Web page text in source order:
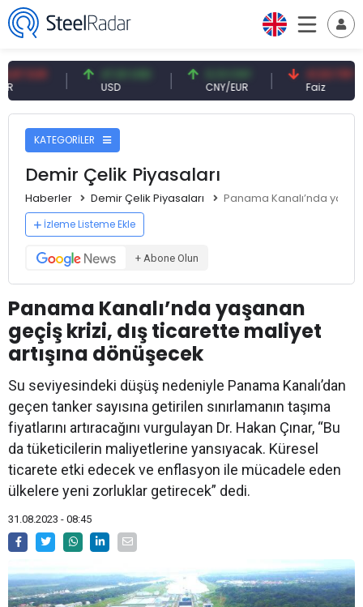
47,61 USD
USD
0,13 CNY
CNY/EUR
41,53 TRY
Faiz
KATEGORİLER
Demir Çelik Piyasaları
Haberler Demir Çelik Piyasaları Panama Kanalı’nda
İzleme Listeme Ekle
+ Abone Olun
Panama Kanalı’nda yaşanan
geçiş krizi, dış ticarette maliyet
artışına dönüşecek
Su seviyesindeki düşüş nedeniyle Panama Kanalı’dan
geçen tanker sayısına getirilen sınırlamanın taşıma
fiyatlarını artıracağını vurgulayan Dr. Hakan Çınar, “Bu
da tüketicilerin maliyetlerine yansıyacak. Küresel
ticarete etki edecek ve enflasyon ile mücadele eden
ülkelere yeni zorluklar getirecek” dedi.
31.08.2023 - 08:45